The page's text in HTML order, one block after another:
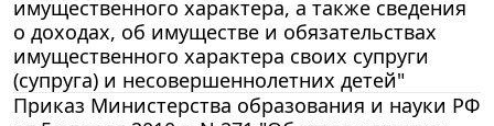
имущественного характера, а также сведения
о доходах, об имуществе и обязательствах
имущественного характера своих супруги
(супруга) и несовершеннолетних детей"
Приказ Министерства образования и науки РФ